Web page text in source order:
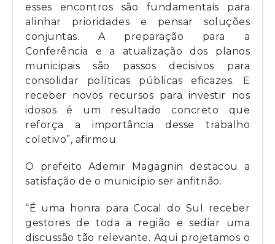
esses encontros são fundamentais para
alinhar prioridades e pensar soluções
conjuntas. A preparação para a
Conferência e a atualização dos planos
municipais são passos decisivos para
consolidar políticas públicas eficazes. E
receber novos recursos para investir nos
idosos é um resultado concreto que
reforça a importância desse trabalho
coletivo”, afirmou.
O prefeito Ademir Magagnin destacou a
satisfação de o município ser anfitrião.
“É uma honra para Cocal do Sul receber
gestores de toda a região e sediar uma
discussão tão relevante. Aqui projetamos o